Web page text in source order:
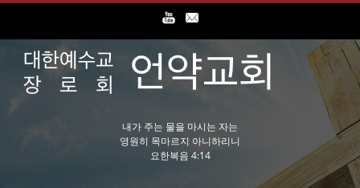
내가 주는 물을 마시는 자는
영원히 목마르지 아니하리니
요한복음 4:14